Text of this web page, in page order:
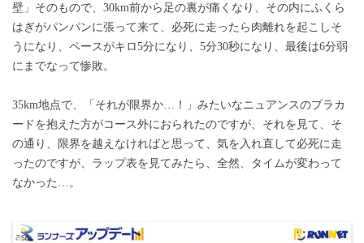
壁」そのもので、30km前から足の裏が痛くなり、その内にふくら
はぎがパンパンに張って来て、必死に走ったら肉離れを起こしそ
うになり、ペースがキロ5分になり、5分30秒になり、最後は6分弱
にまでなって惨敗。
35km地点で、「それが限界か…！」みたいなニュアンスのプラカ
ードを抱えた方がコース外におられたのですが、それを見て、そ
の通り、限界を越えなければと思って、気を入れ直して必死に走
ったのですが、ラップ表を見てみたら、全然、タイムが変わって
なかった…。